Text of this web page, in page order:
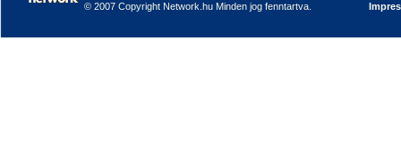
© 2007 Copyright Network.hu Minden jog fenntartva.